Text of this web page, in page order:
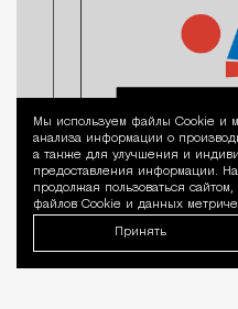
Мы используем файлы Сookie и
анализа информации о
а также для улучшения и
предоставления информации.
продолжая пользоваться
файлов Cookie и данных
Принять